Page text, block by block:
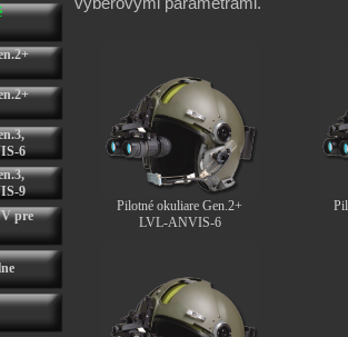
6
9
pre
Pilotné okuliare Gen.2+
LVL-ANVIS-6